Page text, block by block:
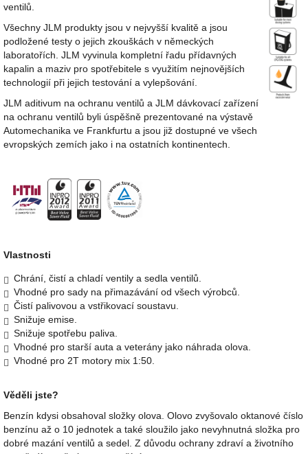
ventilů.
Všechny JLM produkty jsou v nejvyšší kvalitě a jsou
podložené testy o jejich zkouškách v německých
laboratořích. JLM vyvinula kompletní řadu přídavných
kapalin a maziv pro spotřebitele s využitím nejnovějších
technologií při jejich testování a vylepšování.
JLM aditivum na ochranu ventilů a JLM dávkovací zařízení
na ochranu ventilů byli úspěšně prezentované na výstavě
Automechanika ve Frankfurtu a jsou již dostupné ve všech
evropských zemích jako i na ostatních kontinentech.
Vlastnosti
Chrání, čistí a chladí ventily a sedla ventilů.
Vhodné pro sady na přimazávání od všech výrobců.
Čistí palivovou a vstřikovací soustavu.
Snižuje emise.
Snižuje spotřebu paliva.
Vhodné pro starší auta a veterány jako náhrada olova.
Vhodné pro 2T motory mix 1:50.
Věděli jste?
Benzín kdysi obsahoval složky olova. Olovo zvyšovalo oktanové číslo
benzínu až o 10 jednotek a také sloužilo jako nevyhnutná složka pro
dobré mazání ventilů a sedel. Z důvodu ochrany zdraví a životního